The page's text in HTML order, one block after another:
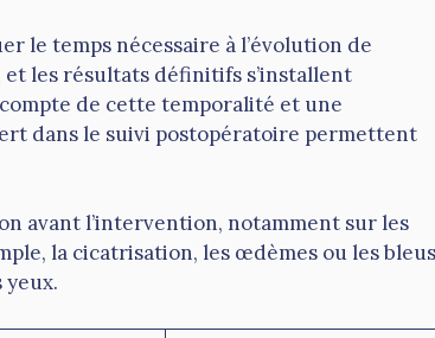
le temps nécessaire à l’évolution de
les résultats définitifs s’installent
de cette temporalité et une
dans le suivi postopératoire permettent
avant l’intervention, notamment sur les
la cicatrisation, les œdèmes ou les bleus